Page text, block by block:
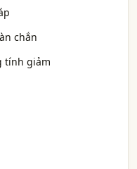
chắn
tính giảm